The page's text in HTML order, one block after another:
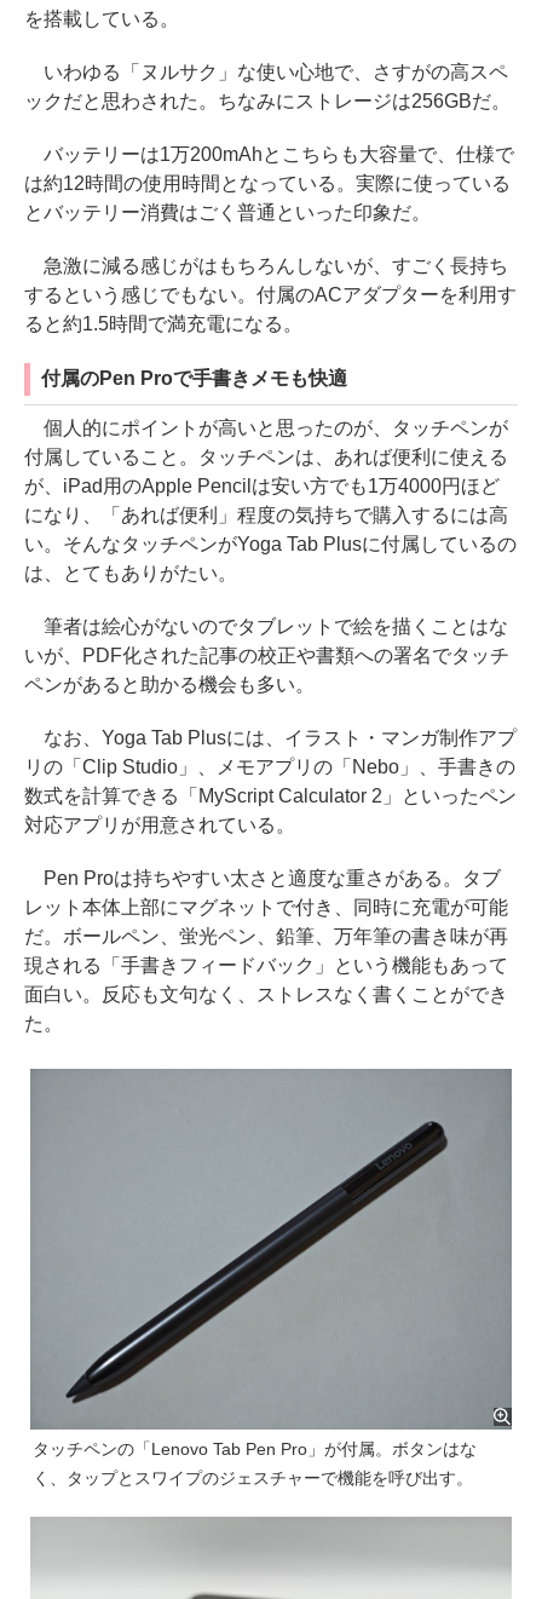
を搭載している。
いわゆる「ヌルサク」な使い心地で、さすがの高スペ
ックだと思わされた。ちなみにストレージは256GBだ。
バッテリーは1万200mAhとこちらも大容量で、仕様で
は約12時間の使用時間となっている。実際に使っている
とバッテリー消費はごく普通といった印象だ。
急激に減る感じがはもちろんしないが、すごく長持ち
するという感じでもない。付属のACアダプターを利用す
ると約1.5時間で満充電になる。
付属のPen Proで手書きメモも快適
個人的にポイントが高いと思ったのが、タッチペンが
付属していること。タッチペンは、あれば便利に使える
が、iPad用のApple Pencilは安い方でも1万4000円ほど
になり、「あれば便利」程度の気持ちで購入するには高
い。そんなタッチペンがYoga Tab Plusに付属しているの
は、とてもありがたい。
筆者は絵心がないのでタブレットで絵を描くことはな
いが、PDF化された記事の校正や書類への署名でタッチ
ペンがあると助かる機会も多い。
なお、Yoga Tab Plusには、イラスト・マンガ制作アプ
リの「Clip Studio」、メモアプリの「Nebo」、手書きの
数式を計算できる「MyScript Calculator 2」といったペン
対応アプリが用意されている。
Pen Proは持ちやすい太さと適度な重さがある。タブ
レット本体上部にマグネットで付き、同時に充電が可能
だ。ボールペン、蛍光ペン、鉛筆、万年筆の書き味が再
現される「手書きフィードバック」という機能もあって
面白い。反応も文句なく、ストレスなく書くことができ
た。
タッチペンの「Lenovo Tab Pen Pro」が付属。ボタンはな
く、タップとスワイプのジェスチャーで機能を呼び出す。